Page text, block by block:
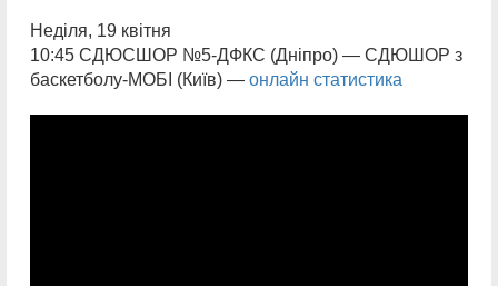
Неділя, 19 квітня
10:45 СДЮСШОР №5-ДФКС (Дніпро) — СДЮШОР з
баскетболу-МОБІ (Київ) — онлайн статистика